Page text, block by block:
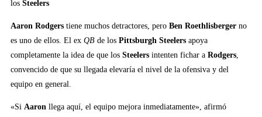
los Steelers
Aaron Rodgers tiene muchos detractores, pero Ben Roethlisberger no
es uno de ellos. El ex QB de los Pittsburgh Steelers apoya
completamente la idea de que los Steelers intenten fichar a Rodgers,
convencido de que su llegada elevaría el nivel de la ofensiva y del
equipo en general.
«Si Aaron llega aquí, el equipo mejora inmediatamente», afirmó